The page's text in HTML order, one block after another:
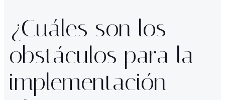
¿Cuáles son los
obstáculos para la
implementación